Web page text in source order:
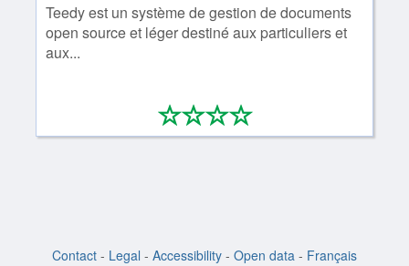
Teedy est un système de gestion de documents
open source et léger destiné aux particuliers et
aux...
****
0/4
Contact - Legal - Accessibility - Open data - Français